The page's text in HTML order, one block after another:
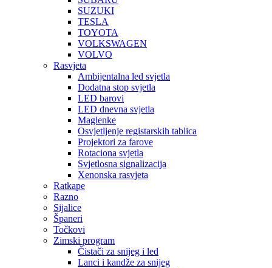
SUZUKI
TESLA
TOYOTA
VOLKSWAGEN
VOLVO
Rasvjeta
Ambijentalna led svjetla
Dodatna stop svjetla
LED barovi
LED dnevna svjetla
Maglenke
Osvjetljenje registarskih tablica
Projektori za farove
Rotaciona svjetla
Svjetlosna signalizacija
Xenonska rasvjeta
Ratkape
Razno
Sijalice
Španeri
Točkovi
Zimski program
Čistači za snijeg i led
Lanci i kandže za snijeg